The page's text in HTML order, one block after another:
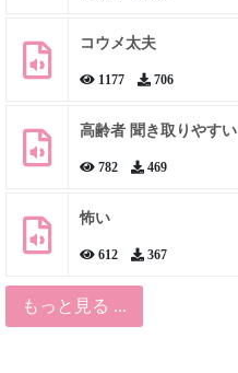
コウメ太夫
1177 706
高齢者 聞き取りやすい
782 469
怖い
612 367
もっと見る ...